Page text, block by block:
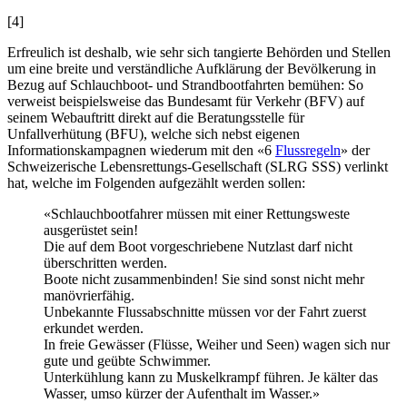
[4]
Erfreulich ist deshalb, wie sehr sich tangierte Behörden und Stellen
um eine breite und verständliche Aufklärung der Bevölkerung in
Bezug auf Schlauchboot- und Strandbootfahrten bemühen: So
verweist beispielsweise das Bundesamt für Verkehr (BFV) auf
seinem Webauftritt direkt auf die Beratungsstelle für
Unfallverhütung (BFU), welche sich nebst eigenen
Informationskampagnen wiederum mit den «6 Flussregeln» der
Schweizerische Lebensrettungs-Gesellschaft (SLRG SSS) verlinkt
hat, welche im Folgenden aufgezählt werden sollen:
«Schlauchbootfahrer müssen mit einer Rettungsweste
ausgerüstet sein!
Die auf dem Boot vorgeschriebene Nutzlast darf nicht
überschritten werden.
Boote nicht zusammenbinden! Sie sind sonst nicht mehr
manövrierfähig.
Unbekannte Flussabschnitte müssen vor der Fahrt zuerst
erkundet werden.
In freie Gewässer (Flüsse, Weiher und Seen) wagen sich nur
gute und geübte Schwimmer.
Unterkühlung kann zu Muskelkrampf führen. Je kälter das
Wasser, umso kürzer der Aufenthalt im Wasser.»